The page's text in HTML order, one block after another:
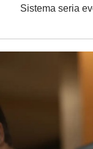
Sistema seria